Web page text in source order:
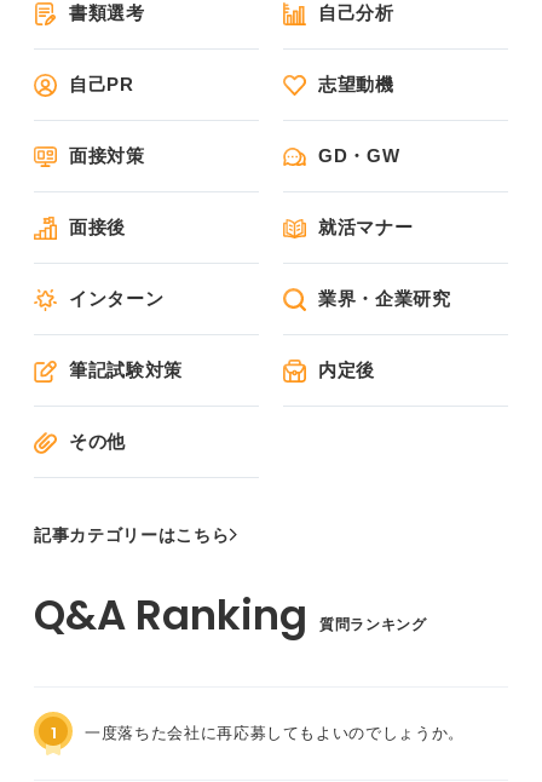
書類選考 自己分析
自己PR 志望動機
面接対策 GD・GW
面接後 就活マナー
インターン 業界・企業研究
筆記試験対策 内定後
その他
記事カテゴリーはこちら
質問ランキング
1 一度落ちた会社に再応募してもよいのでしょうか。